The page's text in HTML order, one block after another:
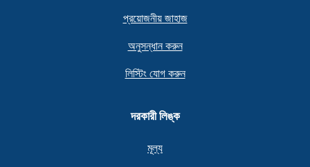
প্রয়োজনীয় জাহাজ
অনুসন্ধান করুন
লিস্টিং যোগ করুন
দরকারী লিঙ্ক
মূল্য